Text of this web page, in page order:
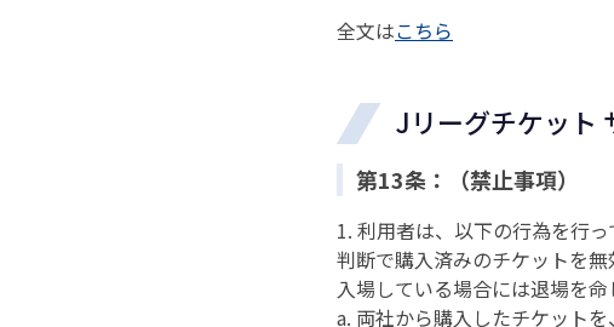
全文はこちら
Jリーグチケット
第13条：（禁止事項）
1. 利用者は、以下の行為を行
判断で購入済みのチケットを
入場している場合には退場を命
a. 両社から購入したチケット